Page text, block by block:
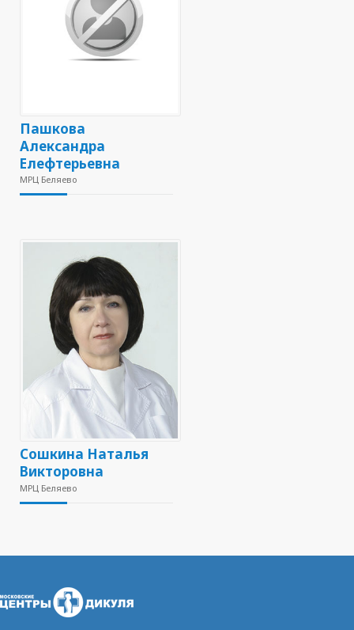
Пашкова
Александра
Елефтерьевна
МРЦ Беляево
Сошкина Наталья
Викторовна
МРЦ Беляево